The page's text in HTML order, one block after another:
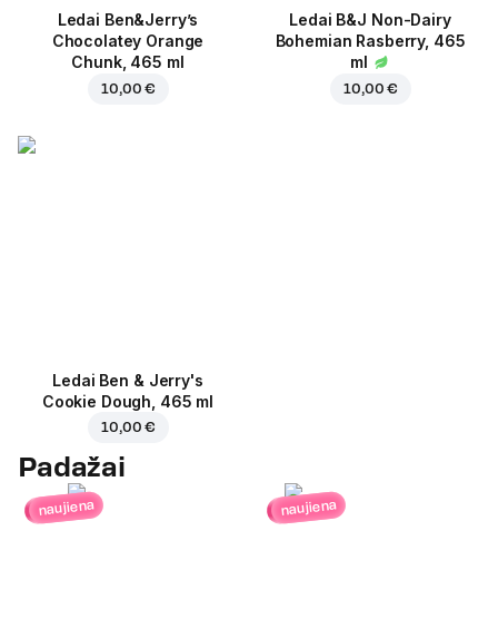
Ledai Ben&Jerry’s
Chocolatey Orange
Chunk, 465 ml
10,00 €
Ledai B&J Non-Dairy
Bohemian Rasberry, 465
ml
10,00 €
Ledai Ben & Jerry's
Cookie Dough, 465 ml
10,00 €
Padažai
naujiena naujiena